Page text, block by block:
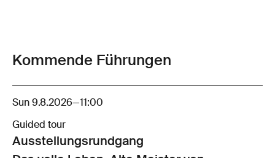
Kommende Führungen
Sun 9.8.2026—11:00
Guided tour
Ausstellungsrund­gang